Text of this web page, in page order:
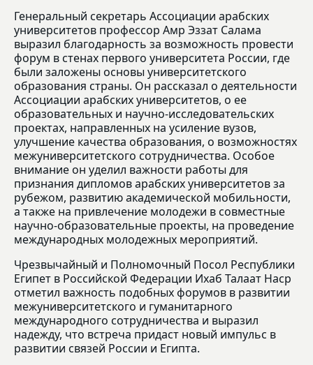
Генеральный секретарь Ассоциации арабских
университетов профессор Амр Эззат Салама
выразил благодарность за возможность провести
форум в стенах первого университета России, где
были заложены основы университетского
образования страны. Он рассказал о деятельности
Ассоциации арабских университетов, о ее
образовательных и научно-исследовательских
проектах, направленных на усиление вузов,
улучшение качества образования, о возможностях
межуниверситетского сотрудничества. Особое
внимание он уделил важности работы для
признания дипломов арабских университетов за
рубежом, развитию академической мобильности,
а также на привлечение молодежи в совместные
научно-образовательные проекты, на проведение
международных молодежных мероприятий.
Чрезвычайный и Полномочный Посол Республики
Египет в Российской Федерации Ихаб Талаат Наср
отметил важность подобных форумов в развитии
межуниверситетского и гуманитарного
международного сотрудничества и выразил
надежду, что встреча придаст новый импульс в
развитии связей России и Египта.